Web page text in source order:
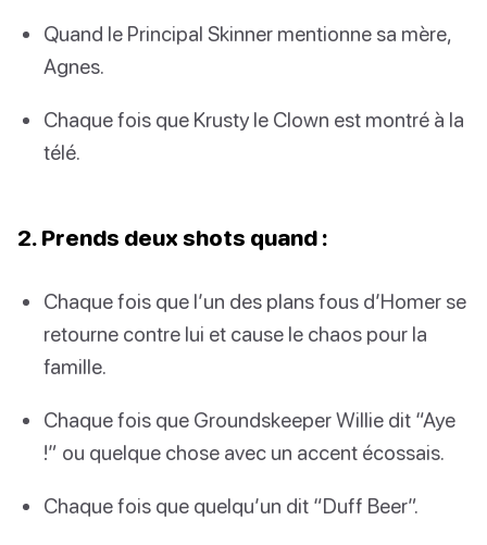
Quand le Principal Skinner mentionne sa mère,
Agnes.
Chaque fois que Krusty le Clown est montré à la
télé.
2. Prends deux shots quand :
Chaque fois que l’un des plans fous d’Homer se
retourne contre lui et cause le chaos pour la
famille.
Chaque fois que Groundskeeper Willie dit “Aye
!” ou quelque chose avec un accent écossais.
Chaque fois que quelqu’un dit “Duff Beer”.